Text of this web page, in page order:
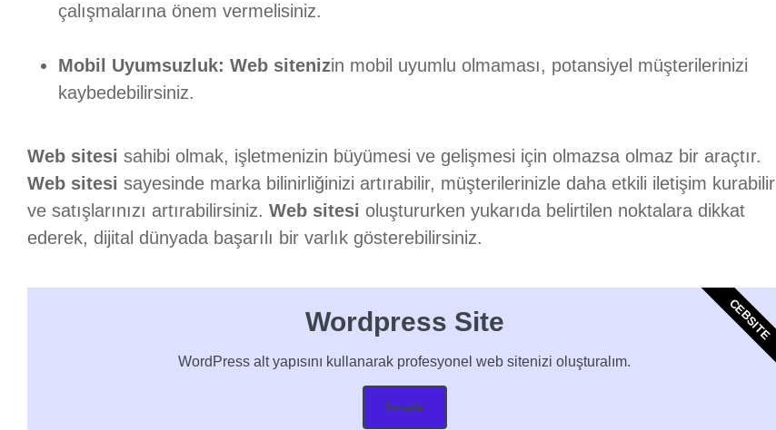
çalışmalarına önem vermelisiniz.
Mobil Uyumsuzluk: Web sitenizin mobil uyumlu olmaması, potansiyel müşterilerinizi
kaybedebilirsiniz.
Web sitesi sahibi olmak, işletmenizin büyümesi ve gelişmesi için olmazsa olmaz bir araçtır.
Web sitesi sayesinde marka bilinirliğinizi artırabilir, müşterilerinizle daha etkili iletişim kurabilir
ve satışlarınızı artırabilirsiniz. Web sitesi oluştururken yukarıda belirtilen noktalara dikkat
ederek, dijital dünyada başarılı bir varlık gösterebilirsiniz.
Wordpress Site
WordPress alt yapısını kullanarak profesyonel web sitenizi oluşturalım.
İncele
CEBSITE